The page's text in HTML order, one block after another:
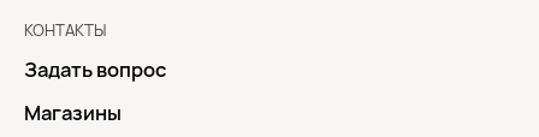
КОНТАКТЫ
Задать вопрос
Магазины